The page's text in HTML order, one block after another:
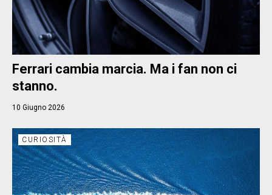
Ferrari cambia marcia. Ma i fan non ci
stanno.
10 Giugno 2026
CURIOSITÀ